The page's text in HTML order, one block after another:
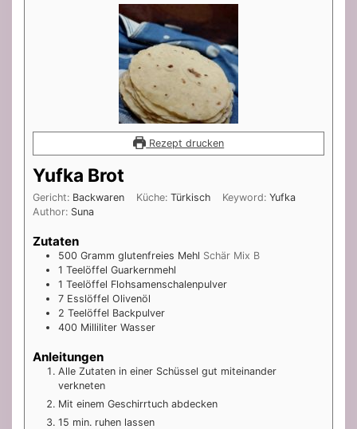
Rezept drucken
Yufka Brot
Gericht: Backwaren Küche:Türkisch Keyword:Yufka
Author: Suna
Zutaten
500 Gramm glutenfreies Mehl Schär Mix B
1 Teelöffel Guarkernmehl
1 Teelöffel Flohsamenschalenpulver
7 Esslöffel Olivenöl
2 Teelöffel Backpulver
400 Milliliter Wasser
Anleitungen
Alle Zutaten in einer Schüssel gut miteinander
verkneten
Mit einem Geschirrtuch abdecken
15 min. ruhen lassen